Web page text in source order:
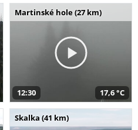
Martinské hole (27 km)
12:30 17,6 °C
Skalka (41 km)